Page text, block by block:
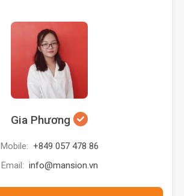
Gia Phương
Mobile: +849 057 478 86
Email: info@mansion.vn